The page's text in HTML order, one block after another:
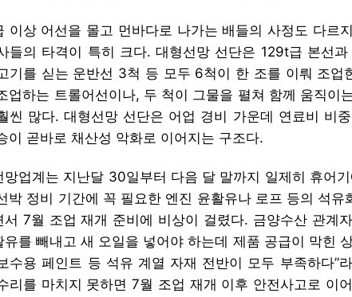
이상 어선을 몰고 먼바다로 나가는 배들의 사정도 다르
들의 타격이 특히 크다. 대형선망 선단은 129t급 본선
기를 싣는 운반선 3척 등 모두 6척이 한 조를 이뤄 조업
업하는 트롤어선이나, 두 척이 그물을 펼쳐 함께 움직이
씬 많다. 대형선망 선단은 어업 경비 가운데 연료비 비
이 곧바로 채산성 악화로 이어지는 구조다.
망업계는 지난달 30일부터 다음 달 말까지 일제히 휴어
박 정비 기간에 꼭 필요한 엔진 윤활유나 로프 등의 석유
서 7월 조업 재개 준비에 비상이 걸렸다. 금양수산 관계
유를 빼내고 새 오일을 넣어야 하는데 제품 공급이 막힌
수용 페인트 등 석유 계열 자재 전반이 모두 부족하다”
리를 마치지 못하면 7월 조업 재개 이후 안전사고로 이